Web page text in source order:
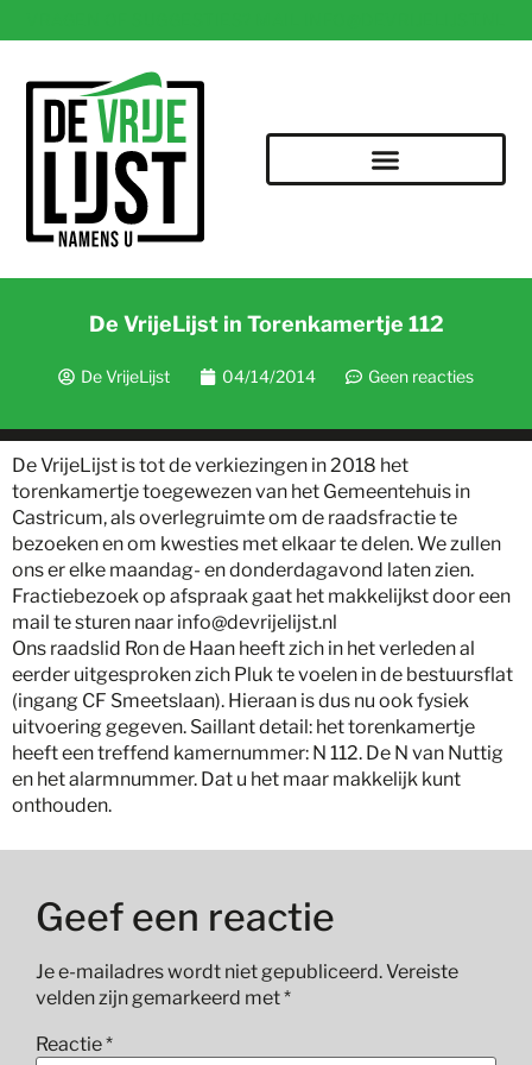
De VrijeLijst in Torenkamertje 112
De VrijeLijst 04/14/2014 Geen reacties
De VrijeLijst is tot de verkiezingen in 2018 het
torenkamertje toegewezen van het Gemeentehuis in
Castricum, als overlegruimte om de raadsfractie te
bezoeken en om kwesties met elkaar te delen. We zullen
ons er elke maandag- en donderdagavond laten zien.
Fractiebezoek op afspraak gaat het makkelijkst door een
mail te sturen naar info@devrijelijst.nl
Ons raadslid Ron de Haan heeft zich in het verleden al
eerder uitgesproken zich Pluk te voelen in de bestuursflat
(ingang CF Smeetslaan). Hieraan is dus nu ook fysiek
uitvoering gegeven. Saillant detail: het torenkamertje
heeft een treffend kamernummer: N 112. De N van Nuttig
en het alarmnummer. Dat u het maar makkelijk kunt
onthouden.
Geef een reactie
Je e-mailadres wordt niet gepubliceerd.Vereiste
velden zijn gemarkeerd met*
Reactie*